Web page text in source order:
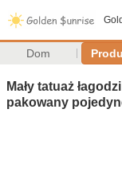
Dom
Mały tatuaż
pakowany